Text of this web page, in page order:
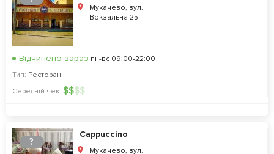
Мукачево, вул.
Вокзальна 25
Відчинено зараз пн-вс 09:00-22:00
Тип: Ресторан
Середній чек: $$$$
?
Cappuccino
Мукачево, вул.